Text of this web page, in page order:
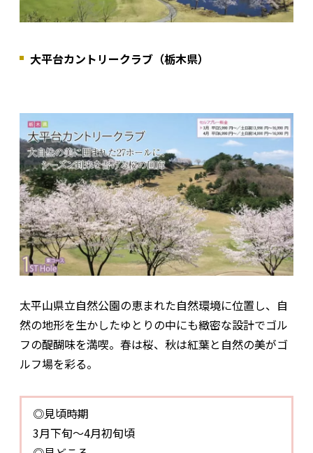
大平台カントリークラブ（栃木県）
太平山県立自然公園の恵まれた自然環境に位置し、自
然の地形を生かしたゆとりの中にも緻密な設計でゴル
フの醍醐味を満喫。春は桜、秋は紅葉と自然の美がゴ
ルフ場を彩る。
◎見頃時期
3月下旬～4月初旬頃